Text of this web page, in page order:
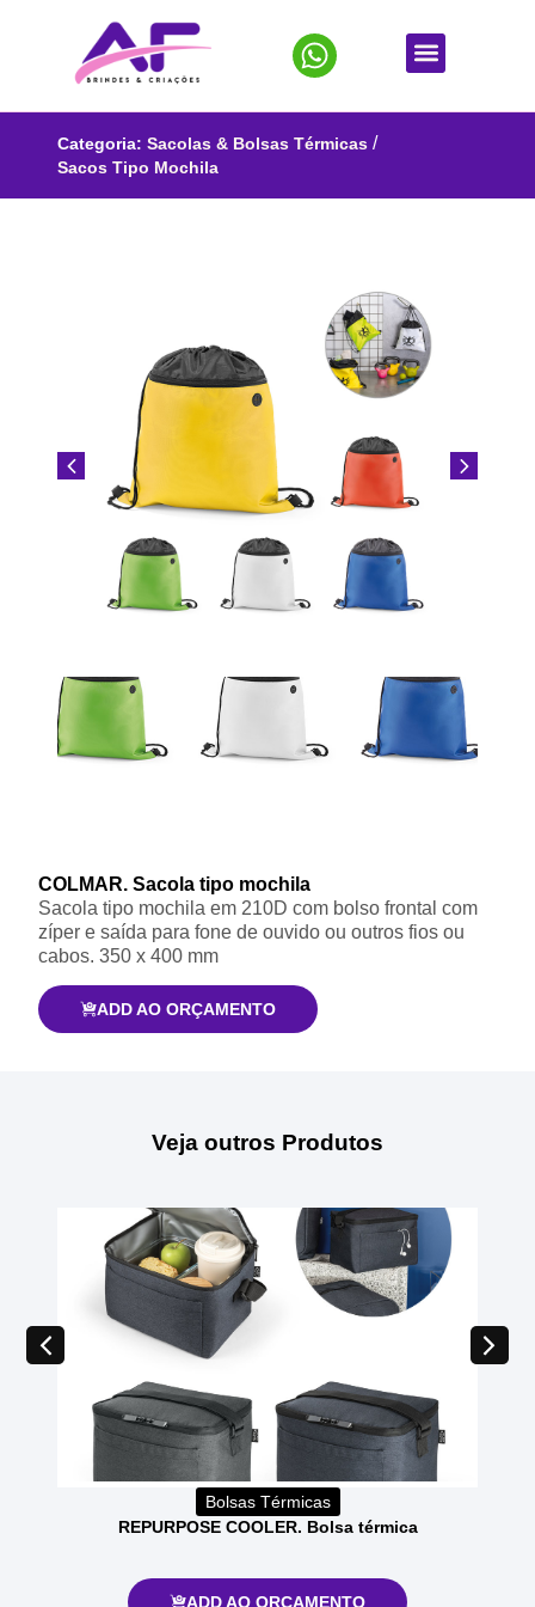
Categoria: Sacolas & Bolsas Térmicas /
Sacos Tipo Mochila
COLMAR. Sacola tipo mochila
Sacola tipo mochila em 210D com bolso frontal com
zíper e saída para fone de ouvido ou outros fios ou
cabos. 350 x 400 mm
ADD AO ORÇAMENTO
Veja outros Produtos
Bolsas Térmicas
REPURPOSE COOLER. Bolsa térmica
ADD AO ORÇAMENTO